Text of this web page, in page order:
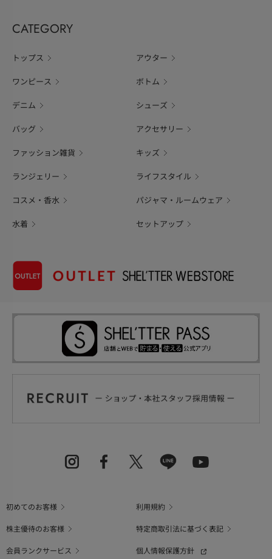
CATEGORY
トップス アウター
ワンピース ボトム
デニム シューズ
バッグ アクセサリー
ファッション雑貨 キッズ
ランジェリー ライフスタイル
コスメ・香水 パジャマ・ルームウェア
水着 セットアップ
初めてのお客様
利用規約
株主優待のお客様
特定商取引法に基づく表記
会員ランクサービス
個人情報保護方針